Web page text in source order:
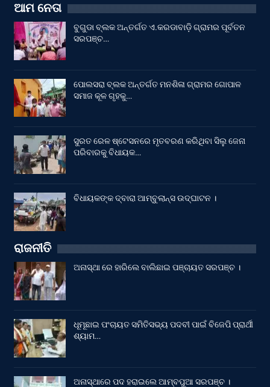
ଆମ ନେତା
ବୁଗୁଡା ବ୍ଲକ ଅନ୍ତର୍ଗତ ଏ.କରଡାବାଡ଼ି ଗ୍ରାମର ପୂର୍ବତନ
ସରପଞ୍ଚ…
ପୋଲସରା ବ୍ଲକ ଅନ୍ତର୍ଗତ ମନଶିଳା ଗ୍ରାମର ଗୋପାଳ
ସମାଜ କୂଳ ଗୃହକୁ…
ସୁରତ ରେଳ ଷ୍ଟେସନରେ ମୃତବରଣ କରିଥିବା ସିଲୁ ଜେନା
ପରିବାରକୁ ବିଧାୟକ…
ବିଧାୟକଙ୍କ ଦ୍ବାରା ଆମ୍ବୁଲାନ୍ସ ଉଦ୍‌ଘାଟନ ।
ରାଜନୀତି
ଅନାସ୍ଥା ରେ ହାରିଲେ ବାଲିଛାଇ ପଞ୍ଚାୟତ ସରପଞ୍ଚ ।
ଧୂମୂଛାଇ ପଂଚାୟତ ସମିତିସଭ୍ୟ ପଦବୀ ପାଇଁ ବିଜେପି ପ୍ରାର୍ଥୀ
ଶ୍ୟାମ…
ଅନାସ୍ଥାରେ ପଦ ହରାଇଲେ ଆମ୍ବପୁଆ ସରପଞ୍ଚ ।